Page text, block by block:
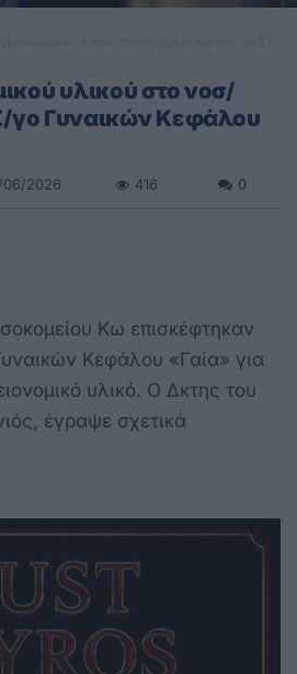
υλικού στο νοσ/
γο Γυναικών Κεφάλου
06/2026 416 0
Κω επισκέφτηκαν
Κεφάλου «Γαία» για
υλικό. Ο Δκτης του
έγραψε σχετικά